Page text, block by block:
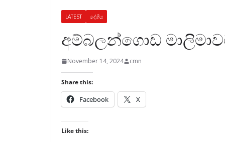
LATEST දේශීය
අම්බලන්ගොඩ
November 14, 2024 cmn
Share this:
Facebook X
Like this: